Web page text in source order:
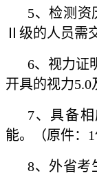
5、检测资
Ⅱ级的人员需
6、视力证
开具的视力5.0
7、具备
能。（原件：1
8、外省考